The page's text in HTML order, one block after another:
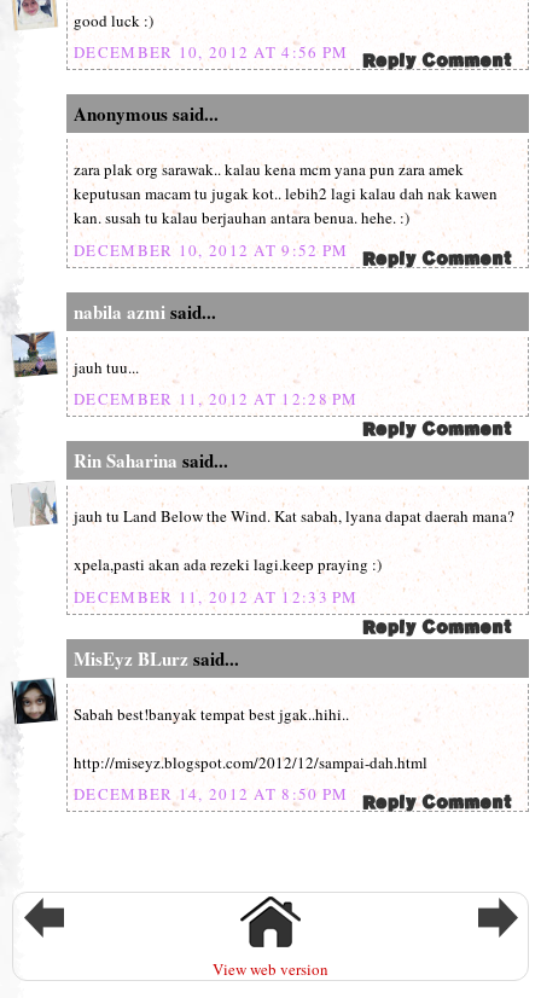
good luck :)
DECEMBER 10, 2012 AT 4:56 PM
Anonymous said...
zara plak org sarawak.. kalau kena mcm yana pun zara amek
keputusan macam tu jugak kot.. lebih2 lagi kalau dah nak kawen
kan. susah tu kalau berjauhan antara benua. hehe. :)
DECEMBER 10, 2012 AT 9:52 PM
nabila azmisaid...
jauh tuu...
DECEMBER 11, 2012 AT 12:28 PM
Rin Saharina said...
jauh tu Land Below the Wind. Kat sabah, lyana dapat daerah mana?
xpela,pasti akan ada rezeki lagi.keep praying :)
DECEMBER 11, 2012 AT 12:33 PM
MisEyz BLurz said...
Sabah best!banyak tempat best jgak..hihi..
http://miseyz.blogspot.com/2012/12/sampai-dah.html
DECEMBER 14, 2012 AT 8:50 PM
View web version